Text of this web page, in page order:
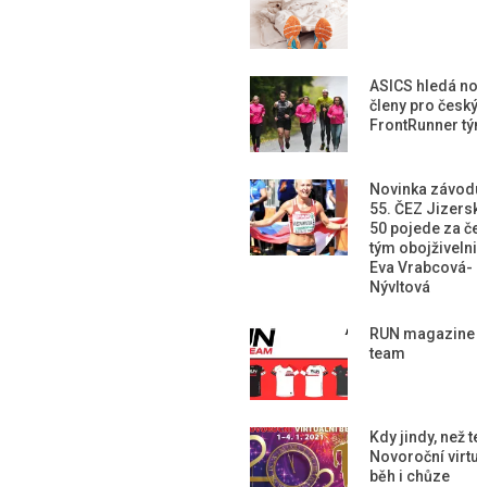
ASICS hledá
členy pro český
FrontRunner
Novinka
55. ČEZ
50 pojede za
tým
Eva Vrabcová-
Nývltová
RUN magazine
team
Kdy jindy, než
Novoroční
běh i chůze